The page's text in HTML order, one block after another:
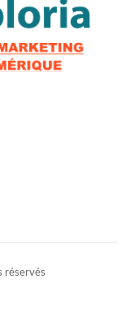
réservés